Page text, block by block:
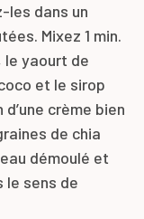
les dans un
Mixez 1 min.
le yaourt de
et le sirop
crème bien
de chia
démoulé et
le sens de